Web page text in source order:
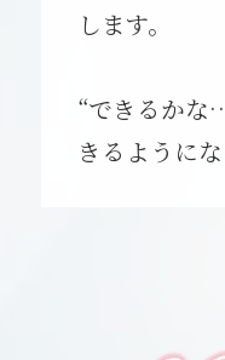
します。
“できるかな
きるように